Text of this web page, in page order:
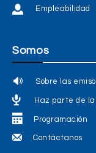
Empleabilidad
Somos
Sobre las
Haz parte de la
Programación
Contáctanos